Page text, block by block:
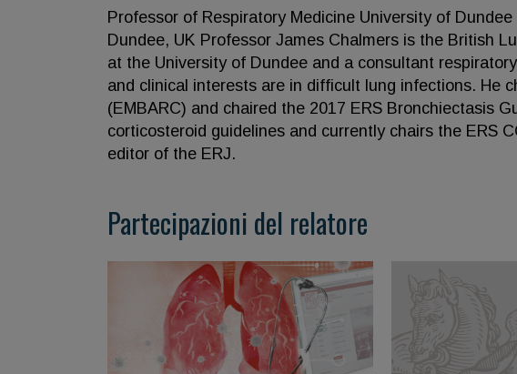
Professor of Respiratory Medicine University of
Dundee, UK Professor James Chalmers is the British
at the University of Dundee and a consultant
and clinical interests are in difficult lung infections. He
(EMBARC) and chaired the 2017 ERS Bronchiectasis
corticosteroid guidelines and currently chairs the ERS
editor of the ERJ.
Partecipazioni del relatore